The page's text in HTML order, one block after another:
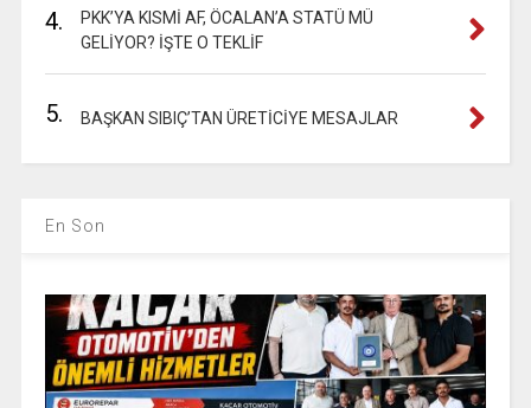
4.
PKK’YA KISMİ AF, ÖCALAN’A STATÜ MÜ
GELİYOR? İŞTE O TEKLİF
5. BAŞKAN SIBIÇ’TAN ÜRETİCİYE MESAJLAR
En Son